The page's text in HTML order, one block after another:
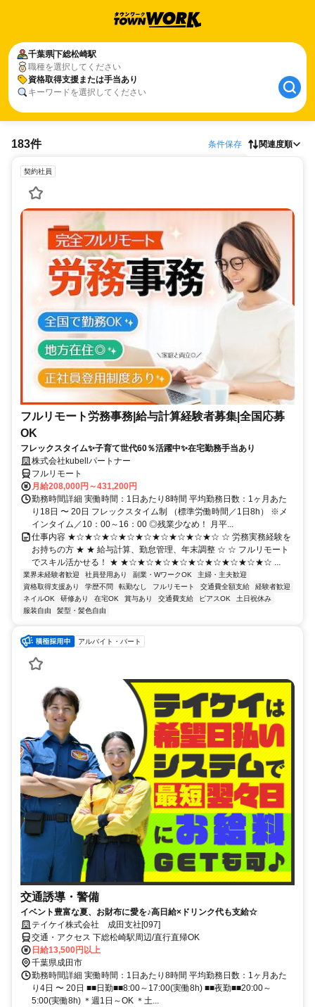
千葉県下総松崎駅
職種を選択してください
資格取得支援または手当あり
キーワードを選択してください
183件 条件保存 関連度順
契約社員
フルリモート労務事務|給与計算経験者募集|全国応募
OK
フレックスタイム✨子育て世代60％活躍中✨在宅勤務手当あり
株式会社kubellパートナー
フルリモート
月給208,000円～431,200円
勤務時間詳細 実働時間：1日あたり8時間 平均勤務日数：1ヶ月あた
り18日 〜 20日 フレックスタイム制 （標準労働時間／1日8h） ※メ
インタイム／10：00～16：00 ◎残業少なめ！ 月平...
仕事内容 ★☆★☆★☆★☆★☆★☆★☆★☆★☆ ☆ 労務実務経験を
お持ちの方 ★ ★ 給与計算、勤怠管理、年末調整 ☆ ☆ フルリモート
でスキル活かせる！ ★ ★☆★☆★☆★☆★☆★☆★☆★☆★☆ ...
業界未経験者歓迎 社員登用あり 副業・WワークOK
主婦・主夫歓迎
資格取得支援あり
学歴不問 転勤なし フルリモート 交通費全額支給
経験者歓迎
ネイルOK
研修あり 在宅OK 賞与あり 交通費支給 ピアスOK
土日祝休み
服装自由
髪型・髪色自由
アルバイト・パート
交通誘導・警備
イベント豊富な夏、お財布に愛を♪高日給×ドリンク代も支給☆
テイケイ株式会社 成田支社[097]
交通・アクセス 下総松崎駅周辺/直行直帰OK
日給13,500円以上
千葉県成田市
勤務時間詳細 実働時間：1日あたり8時間 平均勤務日数：1ヶ月あた
り4日 〜 20日 ■■日勤■■8:00～17:00(実働8h) ■■夜勤■■20:00～
5:00(実働8h) ＊週1日～OK ＊土...